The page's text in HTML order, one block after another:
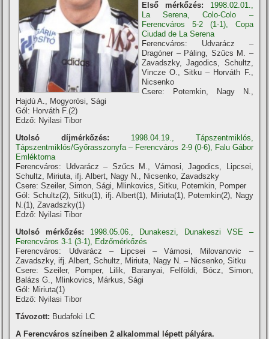
Első mérkőzés:
1998.02.01.,
La Serena, Colo-Colo –
Ferencváros 5-2 (1-1), Copa
Ciudad de La Serena
Ferencváros: Udvarácz –
Dragóner – Páling, Szűcs M. –
Zavadszky, Jagodics, Schultz,
Vincze O., Sitku – Horváth F.,
Nicsenko
Csere: Potemkin, Nagy N.,
Hajdú A., Mogyorósi, Sági
Gól: Horváth F.(2)
Edző: Nyilasi Tibor
Utolsó díjmérkőzés:
1998.04.19., Tápszentmiklós,
Tápszentmiklós/Győrasszonyfa – Ferencváros 2-9 (0-6), Falu Gábor
Emléktorna
Ferencváros: Udvarácz – Szűcs M., Vámosi, Jagodics, Lipcsei,
Schultz, Miriuta, ifj. Albert, Nagy N., Nicsenko, Zavadszky
Csere: Szeiler, Simon, Sági, Mlinkovics, Sitku, Potemkin, Pomper
Gól: Schultz(2), Sitku(1), ifj. Albert(1), Miriuta(1), Potemkin(2), Nagy
N.(1), Zavadszky(1)
Edző: Nyilasi Tibor
Utolsó mérkőzés:
1998.05.06., Dunakeszi, Dunakeszi VSE –
Ferencváros 3-1 (3-1), Edzőmérkőzés
Ferencváros: Udvarácz – Lipcsei – Vámosi, Milovanovic –
Zavadszky, ifj. Albert, Schultz, Miriuta, Nagy N. – Nicsenko, Sitku
Csere: Szeiler, Pomper, Lilik, Baranyai, Felföldi, Bócz, Simon,
Balázs G., Mlinkovics, Márkus, Sági
Gól: Miriuta(1)
Edző: Nyilasi Tibor
Távozott: Budafoki LC
A Ferencváros szí­neiben 2 alkalommal lépett pályára.